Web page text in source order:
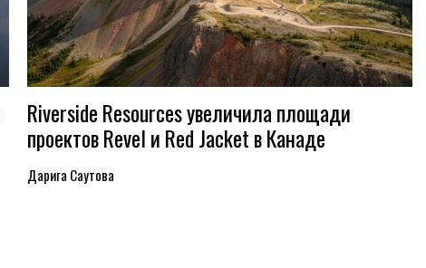
Riverside Resources увеличила площади
проектов Revel и Red Jacket в Канаде
Дарига Саутова